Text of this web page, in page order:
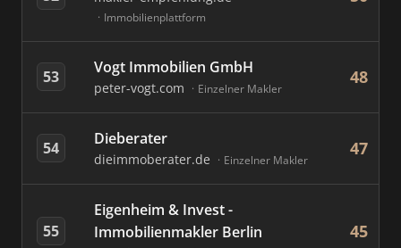
Immobilienplattform
53 Vogt Immobilien GmbH
peter-vogt.com Einzelner Makler
48
54 Dieberater
dieimmoberater.de Einzelner Makler
47
55
Eigenheim & Invest -
Immobilienmakler Berlin
45